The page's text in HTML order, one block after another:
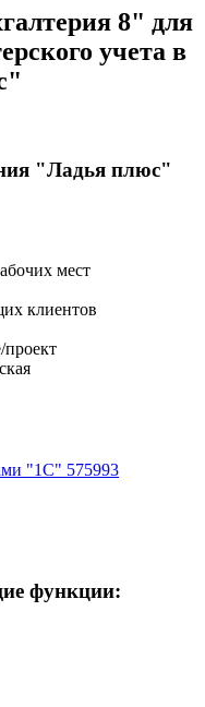
8" для
учета в
"Ладья плюс"
мест
клиентов
"1С" 575993
функции: